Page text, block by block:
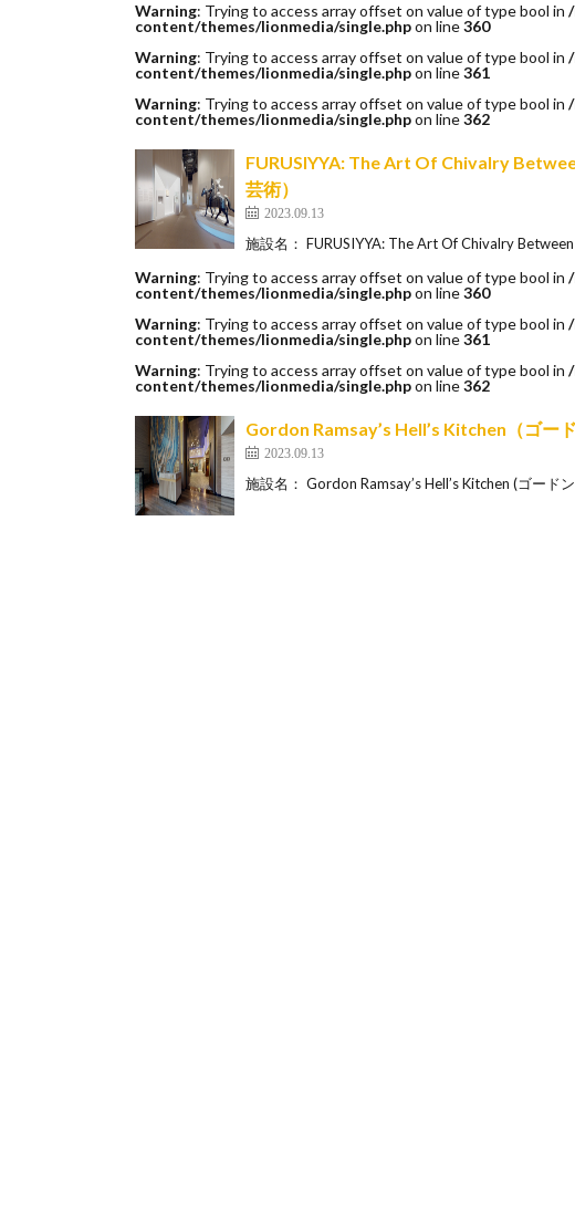
Warning: Trying to access array offset on value of type bool in
content/themes/lionmedia/single.phpon line360
Warning: Trying to access array offset on value of type bool in
content/themes/lionmedia/single.phpon line361
Warning: Trying to access array offset on value of type bool in
content/themes/lionmedia/single.phpon line362
FURUSIYYA: The Art Of Chivalry
芸術）
2023.09.13
施設名： FURUSIYYA: The Art Of Chivalry
Warning: Trying to access array offset on value of type bool in
content/themes/lionmedia/single.phpon line360
Warning: Trying to access array offset on value of type bool in
content/themes/lionmedia/single.phpon line361
Warning: Trying to access array offset on value of type bool in
content/themes/lionmedia/single.phpon line362
Gordon Ramsay’s Hell’s Kitchen（ゴー
2023.09.13
施設名： Gordon Ramsay’s Hell’s Kitchen (ゴー